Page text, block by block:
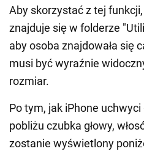
Aby skorzystać z tej
znajduje się w folderze
aby osoba znajdowała się
musi być wyraźnie
rozmiar.
Po tym, jak iPhone
pobliżu czubka głowy,
zostanie wyświetlony